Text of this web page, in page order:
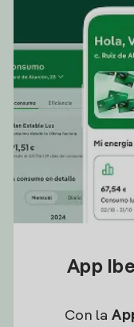
App
Con la